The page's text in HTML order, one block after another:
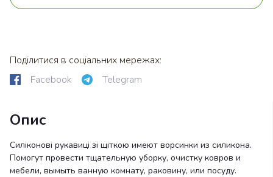
Поділитися в соціальних мережах:
Facebook
Telegram
Опис
Силіконові рукавиці зі щіткою имеют ворсинки из силикона.
Помогут провести тщательную уборку, очистку ковров и
мебели, вымыть ванную комнату, раковину, или посуду.